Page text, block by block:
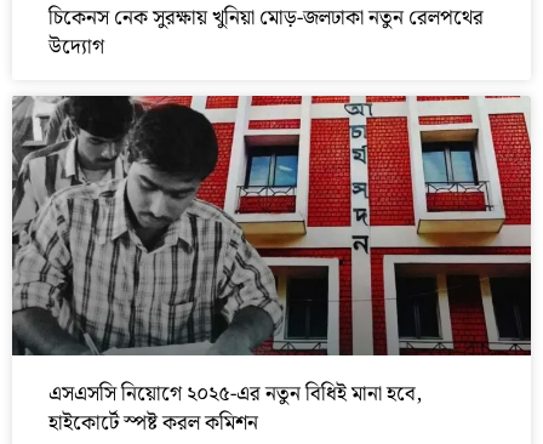
চিকেনস নেক সুরক্ষায় খুনিয়া মোড়-জলঢাকা নতুন রেলপথের
উদ্যোগ
এসএসসি নিয়োগে ২০২৫-এর নতুন বিধিই মানা হবে,
হাইকোর্টে স্পষ্ট করল কমিশন